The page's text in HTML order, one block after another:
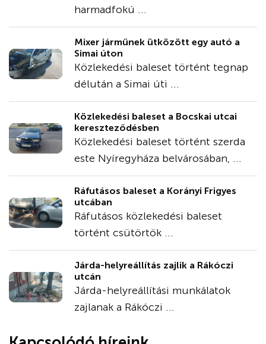
harmadfokú ...
Mixer járműnek ütközött egy autó a
Simai úton
Közlekedési baleset történt tegnap
délután a Simai úti ...
Közlekedési baleset a Bocskai utcai
kereszteződésben
Közlekedési baleset történt szerda
este Nyíregyháza belvárosában, ...
Ráfutásos baleset a Korányi Frigyes
utcában
Ráfutásos közlekedési baleset
történt csütörtök ...
Járda-helyreállítás zajlik a Rákóczi
utcán
Járda-helyreállítási munkálatok
zajlanak a Rákóczi ...